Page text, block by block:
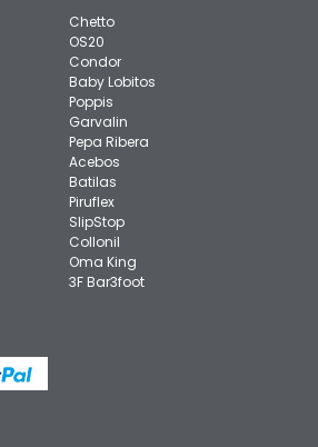
Chetto
OS20
Condor
Baby Lobitos
Poppis
Garvalin
Pepa Ribera
Acebos
Batilas
Piruflex
SlipStop
Collonil
Oma King
3F Bar3foot